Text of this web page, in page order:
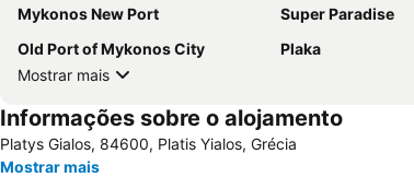
Mykonos New Port
Super Paradise
Old Port of Mykonos City
Plaka
Mostrar mais
Informações sobre o alojamento
Platys Gialos, 84600, Platis Yialos, Grécia
Mostrar mais